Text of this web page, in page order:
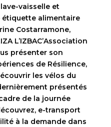
vaisselle et
alimentaire
Costarramone,
L’IZBAC’Association
présenter son
de Résilience,
les vélos du
présentés
de la journée
e-transport
à la demande dans